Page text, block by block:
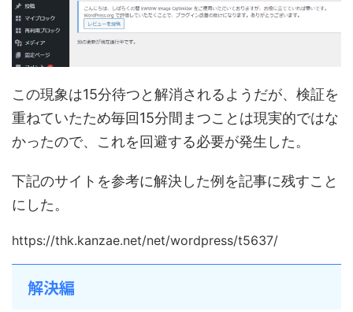
この現象は15分待つと解消されるようだが、検証を
重ねていたため毎回15分間まつことは現実的ではな
かったので、これを回避する必要が発生した。
下記のサイトを参考に解決した例を記事に残すこと
にした。
https://thk.kanzae.net/net/wordpress/t5637/
解決編